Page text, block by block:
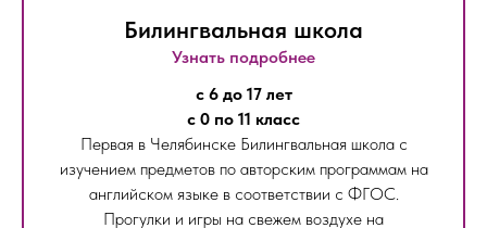
Билингвальная школа
Узнать подробнее
с 6 до 17 лет
с 0 по 11 класс
Первая в Челябинске Билингвальная школа с
изучением предметов по авторским программам на
английском языке в соответствии с ФГОС.
Прогулки и игры на свежем воздухе на